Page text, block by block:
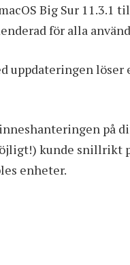
Big Sur 11.3.1
för alla
uppdateringen
på
kunde snillrikt
enheter.